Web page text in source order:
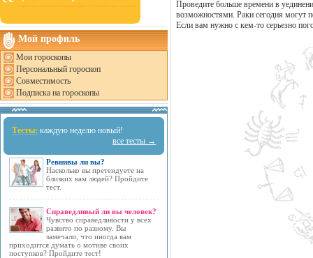
Мой профиль
Мои гороскопы
Персональный гороскоп
Совместимость
Подписка на гороскопы
Тесты: каждую неделю новый!
все тесты →
Ревнивы ли вы?
Насколько вы претендуете на
близких вам людей? Пройдите
тест.
Справедливый ли вы человек?
Чувство справедливости у всех
развито по разному. Вы
замечали, что иногда вам
приходится думать о мотиве своих
поступков? Пройдите тест!
Проведите больше времени в
возможностями. Раки сегодня могут
Если вам нужно с кем-то серьезно